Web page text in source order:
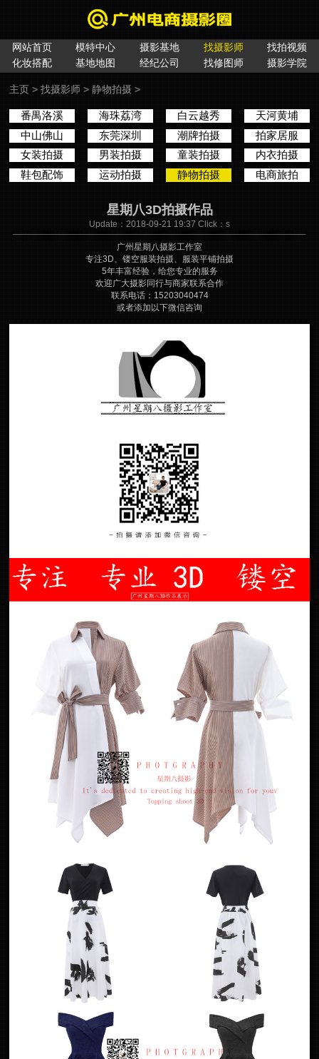
网站首页 模特中心 摄影基地 找摄影师
找拍视频
化妆搭配
基地地图 经纪公司 找修图师 摄影学院
主页 >找摄影师 >静物拍摄 >
番禺洛溪 海珠荔湾 白云越秀
天河黄埔
中山佛山
东莞深圳 潮牌拍摄
拍家居服
女装拍摄
男装拍摄 童装拍摄
内衣拍摄
鞋包配饰
运动拍摄 静物拍摄 电商旅拍
星期八3D拍摄作品
Update：2018-09-21 19:37 Click： s
广州星期八摄影工作室
专注3D、镂空服装拍摄、服装平铺拍摄
5年丰富经验，给您专业的服务
欢迎广大摄影同行与商家联系合作
联系电话：15203040474
或者添加以下微信咨询